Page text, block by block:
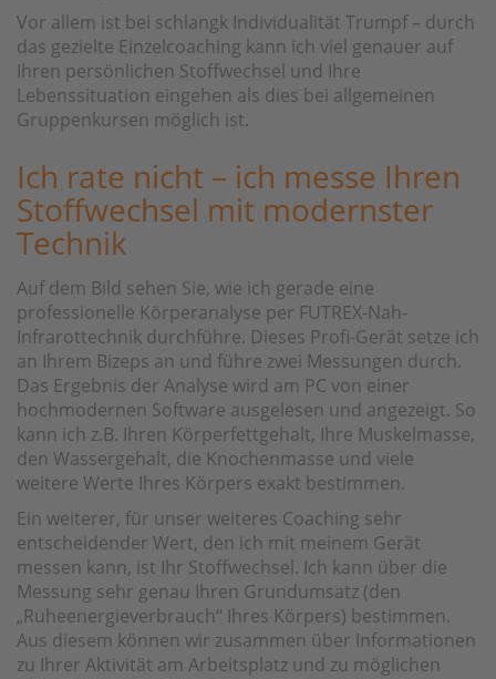
Vor allem ist bei schlangk Individualität Trumpf – durch
das gezielte Einzelcoaching kann ich viel genauer auf
Ihren persönlichen Stoffwechsel und Ihre
Lebenssituation eingehen als dies bei allgemeinen
Gruppenkursen möglich ist.
Ich rate nicht – ich messe Ihren
Stoffwechsel mit modernster
Technik
Auf dem Bild sehen Sie, wie ich gerade eine
professionelle Körperanalyse per FUTREX-Nah-
Infrarottechnik durchführe. Dieses Profi-Gerät setze ich
an Ihrem Bizeps an und führe zwei Messungen durch.
Das Ergebnis der Analyse wird am PC von einer
hochmodernen Software ausgelesen und angezeigt. So
kann ich z.B. Ihren Körperfettgehalt, Ihre Muskelmasse,
den Wassergehalt, die Knochenmasse und viele
weitere Werte Ihres Körpers exakt bestimmen.
Ein weiterer, für unser weiteres Coaching sehr
entscheidender Wert, den ich mit meinem Gerät
messen kann, ist Ihr Stoffwechsel. Ich kann über die
Messung sehr genau Ihren Grundumsatz (den
„Ruheenergieverbrauch“ Ihres Körpers) bestimmen.
Aus diesem können wir zusammen über Informationen
zu Ihrer Aktivität am Arbeitsplatz und zu möglichen